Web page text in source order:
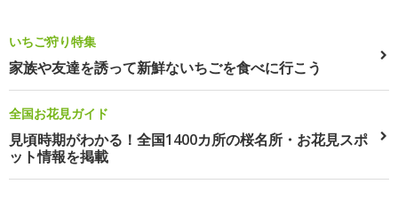
いちご狩り特集
家族や友達を誘って新鮮ないちごを食べに行こう
全国お花見ガイド
見頃時期がわかる！全国1400カ所の桜名所・お花見スポ
ット情報を掲載